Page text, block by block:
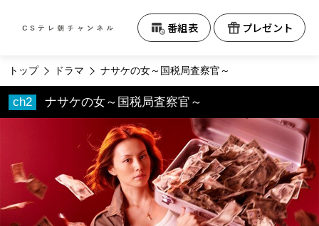
テレビ朝日CS
番組表 プレゼント
トップ ドラマ ナサケの女～国税局査察官～
ナサケの女～国税局査察官～